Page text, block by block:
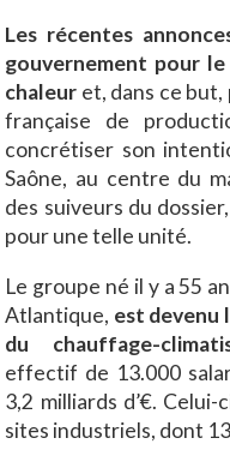
Les récentes
gouvernement pour
chaleur et, dans ce
française de
concrétiser son
Saône, au centre du
des suiveurs du
pour une telle unité.
Le groupe né il y a 55
Atlantique, est devenu
du chauffage-
effectif de 13.000
3,2 milliards d’€.
sites industriels, dont